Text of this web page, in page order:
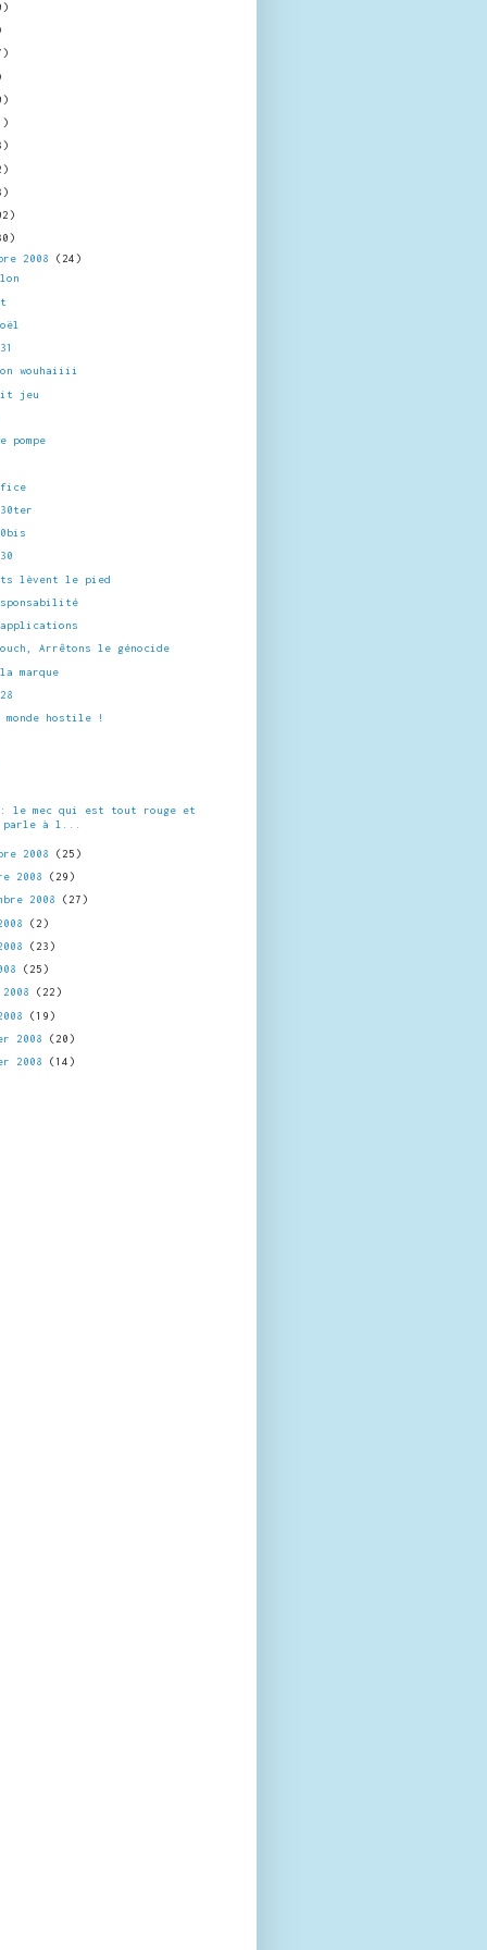
2008 (24)
wouhaiiii
jeu
pompe
30ter
lèvent le pied
Arrêtons le génocide
marque
monde hostile !
mec qui est tout rouge et
parle à l...
2008 (25)
2008 (29)
2008 (27)
(2)
(23)
(25)
(22)
(19)
2008 (20)
2008 (14)